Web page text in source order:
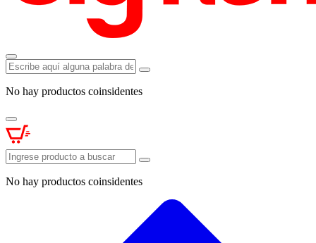
No hay productos coinsidentes
No hay productos coinsidentes